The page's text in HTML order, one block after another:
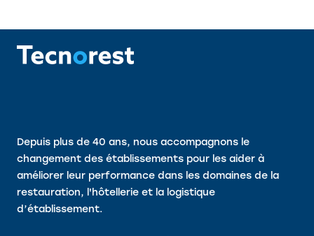
Depuis plus de 40 ans, nous accompagnons le
changement des établissements pour les aider à
améliorer leur performance dans les domaines de la
restauration, l'hôtellerie et la logistique
d’établissement.